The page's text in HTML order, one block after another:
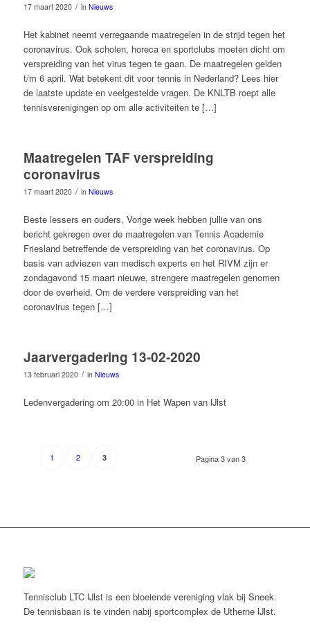
17 maart 2020 / in Nieuws
Het kabinet neemt verregaande maatregelen in de strijd tegen het
coronavirus. Ook scholen, horeca en sportclubs moeten dicht om
verspreiding van het virus tegen te gaan. De maatregelen gelden
t/m 6 april. Wat betekent dit voor tennis in Nederland? Lees hier
de laatste update en veelgestelde vragen. De KNLTB roept alle
tennisverenigingen op om alle activiteiten te […]
Maatregelen TAF verspreiding
coronavirus
17 maart 2020 / in Nieuws
Beste lessers en ouders, Vorige week hebben jullie van ons
bericht gekregen over de maatregelen van Tennis Academie
Friesland betreffende de verspreiding van het coronavirus. Op
basis van adviezen van medisch experts en het RIVM zijn er
zondagavond 15 maart nieuwe, strengere maatregelen genomen
door de overheid. Om de verdere verspreiding van het
coronavirus tegen […]
Jaarvergadering 13-02-2020
13 februari 2020 / in Nieuws
Ledenvergadering om 20:00 in Het Wapen van IJlst
Pagina 3 van 3
1 2 3
Tennisclub LTC IJlst is een bloeiende vereniging vlak bij Sneek.
De tennisbaan is te vinden nabij sportcomplex de Utherne IJlst.